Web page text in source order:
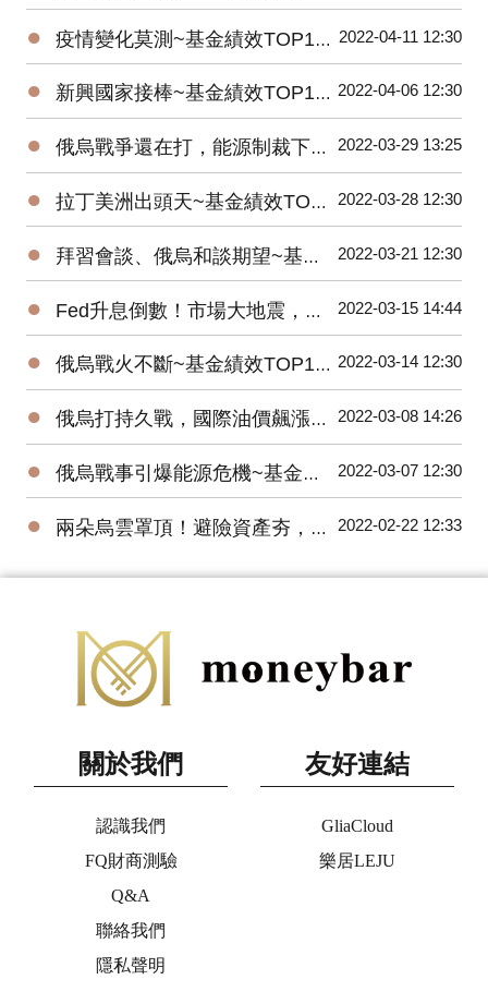
● 疫情變化莫測~基金績效TOP10，醫療生技股彈起來！ 2022-04-11 12:30
● 新興國家接棒~基金績效TOP10，印度、巴西、中國基金反彈！ 2022-04-06 12:30
● 俄烏戰爭還在打，能源制裁下，原油ETF績效領跑 2022-03-29 13:25
● 拉丁美洲出頭天~基金績效TOP10，受惠商品價格大漲！ 2022-03-28 12:30
● 拜習會談、俄烏和談期望~基金績效TOP10，歐股基金大反彈！ 2022-03-21 12:30
● Fed升息倒數！市場大地震，反向型ETF強力吸金 2022-03-15 14:44
● 俄烏戰火不斷~基金績效TOP10，貴金屬價格狂飆！ 2022-03-14 12:30
● 俄烏打持久戰，國際油價飆漲，原油ETF績效驚人 2022-03-08 14:26
● 俄烏戰事引爆能源危機~基金績效TOP10，天然資源基金價格創新高！ 2022-03-07 12:30
● 兩朵烏雲罩頂！避險資產夯，黃金ETF績效閃亮 2022-02-22 12:33
關於我們
認識我們
FQ財商測驗
Q&A
聯絡我們
隱私聲明
友好連結
GliaCloud
樂居LEJU